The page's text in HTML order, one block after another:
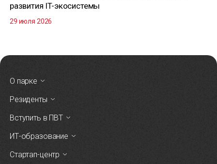
развития IT-экосистемы
29 июля 2026
О парке
Резиденты
Вступить в ПВТ
ИТ-образование
Стартап-центр